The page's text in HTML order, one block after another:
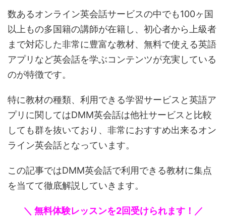
数あるオンライン英会話サービスの中でも100ヶ国
以上もの多国籍の講師が在籍し、初心者から上級者
まで対応した非常に豊富な教材、無料で使える英語
アプリなど英会話を学ぶコンテンツが充実している
のが特徴です。
特に教材の種類、利用できる学習サービスと英語ア
プリに関してはDMM英会話は他社サービスと比較
しても群を抜いており、非常におすすめ出来るオン
ライン英会話となっています。
この記事ではDMM英会話で利用できる教材に集点
を当てて徹底解説していきます。
＼ 無料体験レッスンを2回受けられます！／